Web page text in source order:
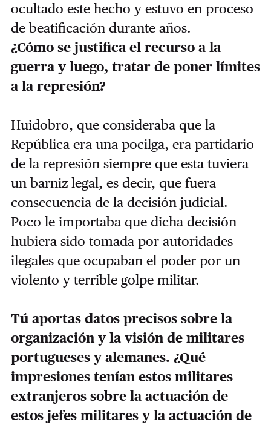
ocultado este hecho y estuvo en proceso
de beatificación durante años.
¿Cómo se justifica el recurso a la
guerra y luego, tratar de poner límites
a la represión?
Huidobro, que consideraba que la
República era una pocilga, era partidario
de la represión siempre que esta tuviera
un barniz legal, es decir, que fuera
consecuencia de la decisión judicial.
Poco le importaba que dicha decisión
hubiera sido tomada por autoridades
ilegales que ocupaban el poder por un
violento y terrible golpe militar.
Tú aportas datos precisos sobre la
organización y la visión de militares
portugueses y alemanes. ¿Qué
impresiones tenían estos militares
extranjeros sobre la actuación de
estos jefes militares y la actuación de